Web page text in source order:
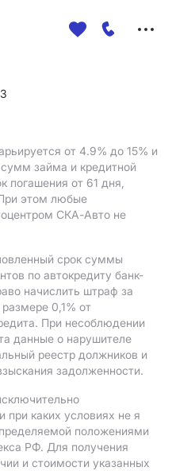
от 4.9% до 15% и
сумм займа и кредитной
от 61 дня,
этом любые
СКА-Авто не
срок суммы
по автокредиту банк-
начислить штраф за
0,1% от
При несоблюдении
данные о нарушителе
реестр должников и
задолженности.
при каких условиях не я
положениями
РФ. Для получения
и стоимости указанных